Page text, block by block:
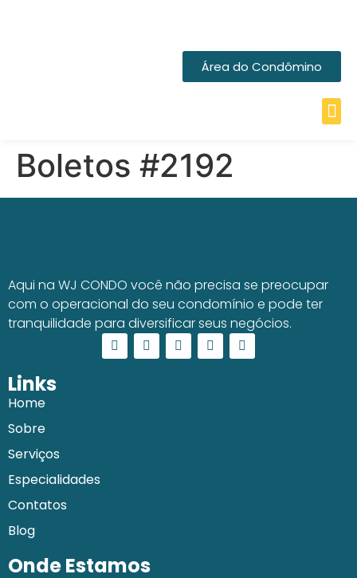
Área do Condômino
Boletos #2192
Aqui na WJ CONDO você não precisa se preocupar
com o operacional do seu condomínio e pode ter
tranquilidade para diversificar seus negócios.
Links
Home
Sobre
Serviços
Especialidades
Contatos
Blog
Onde Estamos